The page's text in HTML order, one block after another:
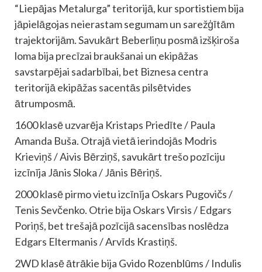
“Liepājas Metalurga” teritorijā, kur sportistiem bija
jāpielāgojas neierastam segumam un sarežģītām
trajektorijām. Savukārt Beberliņu posmā izšķiroša
loma bija precīzai braukšanai un ekipāžas
savstarpējai sadarbībai, bet Biznesa centra
teritorijā ekipāžas sacentās pilsētvides
ātrumposmā.
1600 klasē uzvarēja Kristaps Priedīte / Paula
Amanda Buša. Otrajā vietā ierindojās Modris
Krieviņš / Aivis Bērziņš, savukārt trešo pozīciju
izcīnīja Jānis Sloka / Jānis Bēriņš.
2000 klasē pirmo vietu izcīnīja Oskars Pugovičs /
Tenis Sevčenko. Otrie bija Oskars Virsis / Edgars
Poriņš, bet trešajā pozīcijā sacensības noslēdza
Edgars Eltermanis / Arvīds Krastiņš.
2WD klasē ātrākie bija Gvido Rozenblūms / Indulis